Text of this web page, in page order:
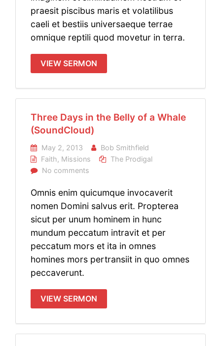
praesit piscibus maris et volatilibus
caeli et bestiis universaeque terrae
omnique reptili quod movetur in terra.
VIEW SERMON
Three Days in the Belly of a Whale
(SoundCloud)
May 2, 2013
Bob Smithfield
Faith, Missions
The Prodigal
No comments
Omnis enim quicumque invocaverit
nomen Domini salvus erit. Propterea
sicut per unum hominem in hunc
mundum peccatum intravit et per
peccatum mors et ita in omnes
homines mors pertransiit in quo omnes
peccaverunt.
VIEW SERMON